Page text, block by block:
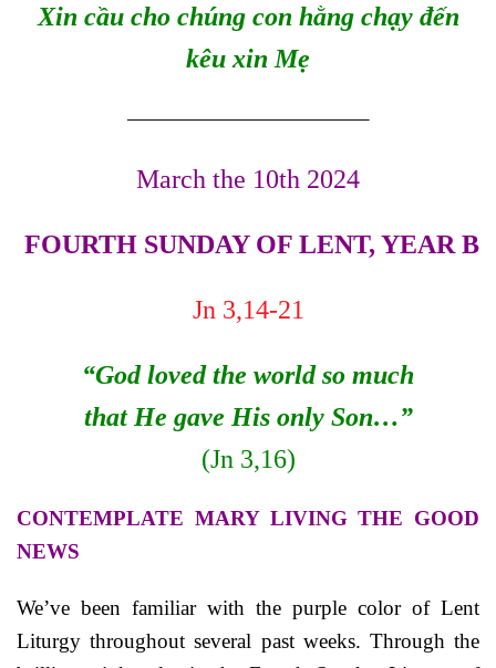
Xin cầu cho chúng con hằng chạy đến
kêu xin Mẹ
———————————–
March the 10th 2024
FOURTH SUNDAY OF LENT, YEAR B
Jn 3,14-21
“God loved the world so much
that He gave His only Son…”
(Jn 3,16)
CONTEMPLATE MARY LIVING THE GOOD
NEWS
We’ve been familiar with the purple color of Lent
Liturgy throughout several past weeks. Through the